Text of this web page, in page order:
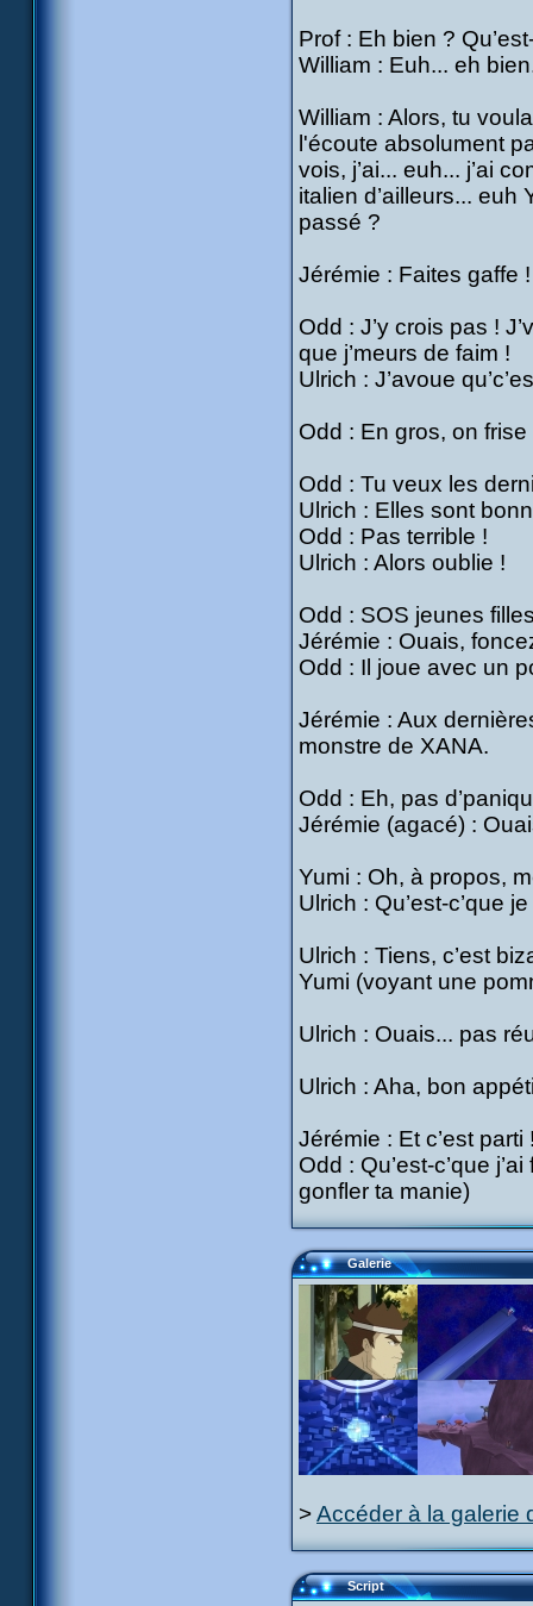
Prof : Eh bien ?
William : Euh... eh
William : Alors, tu
l'écoute absolument
vois, j’ai... euh... j’ai
italien d’ailleurs...
passé ?
Jérémie : Faites gaffe
Odd : J’y crois pas !
que j’meurs de faim !
Ulrich : J’avoue
Odd : En gros, on frise
Odd : Tu veux les
Ulrich : Elles sont
Odd : Pas terrible !
Ulrich : Alors oublie !
Odd : SOS jeunes
Jérémie : Ouais,
Odd : Il joue avec un
Jérémie : Aux
monstre de XANA.
Odd : Eh, pas
Jérémie (agacé) :
Yumi : Oh, à propos,
Ulrich : Qu’est-c’que
Ulrich : Tiens, c’est
Yumi (voyant une
Ulrich : Ouais... pas
Ulrich : Aha, bon
Jérémie : Et c’est
Odd : Qu’est-c’que
gonfler ta manie)
Galerie
>Accéder à la galerie
Script